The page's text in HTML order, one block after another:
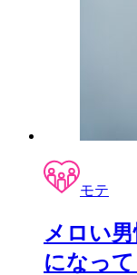
モテ
メロい
になっ